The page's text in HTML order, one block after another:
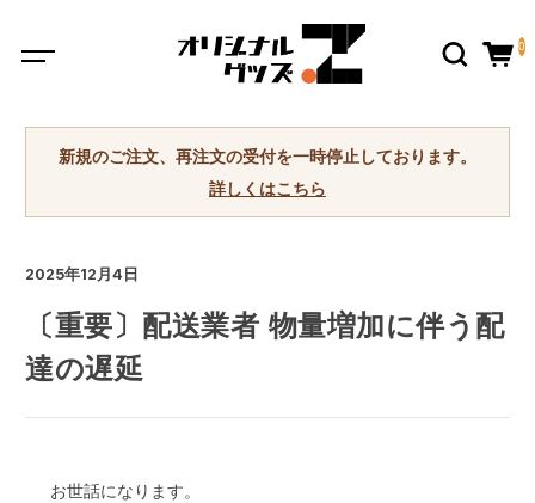
0
新規のご注文、再注文の受付を一時停止しております。
詳しくはこちら
2025年12月4日
〔重要〕配送業者 物量増加に伴う配
達の遅延
お世話になります。